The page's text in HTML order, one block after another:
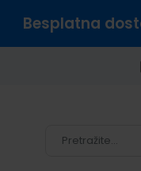
Besplatna